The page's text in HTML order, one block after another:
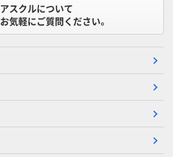
アスクルについて
お気軽にご質問ください。